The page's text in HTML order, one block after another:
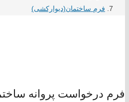
فرم ساختمان(دیوارکشی)
فرم درخواست پروانه